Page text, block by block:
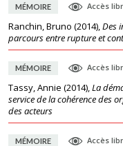
MÉMOIRE Accès
Ranchin, Bruno (2014),Des
parcours entre rupture et
MÉMOIRE Accès
Tassy, Annie (2014),La
service de la cohérence des
des acteurs
MÉMOIRE Accès